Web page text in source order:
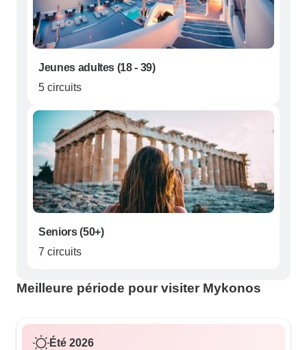
Jeunes adultes (18 - 39)
5 circuits
Seniors (50+)
7 circuits
Meilleure période pour visiter Mykonos
Été 2026